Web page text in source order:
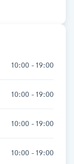
10:00 - 19:00
10:00 - 19:00
10:00 - 19:00
10:00 - 19:00